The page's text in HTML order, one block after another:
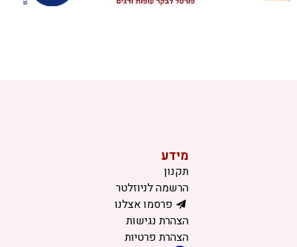
מידע
תקנון
הרשמה לניוזלטר
פרסמו אצלנו
הצהרת נגישות
הצהרת פרטיות